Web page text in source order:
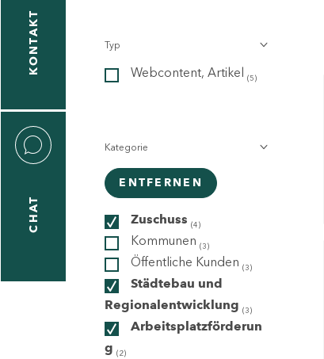
KONTAKT
CHAT
Typ
Webcontent, Artikel (5)
Kategorie
ENTFERNEN
Zuschuss (4)
Kommunen (3)
Öffentliche Kunden (3)
Städtebau und
Regionalentwicklung (3)
Arbeitsplatzförderun
g (2)